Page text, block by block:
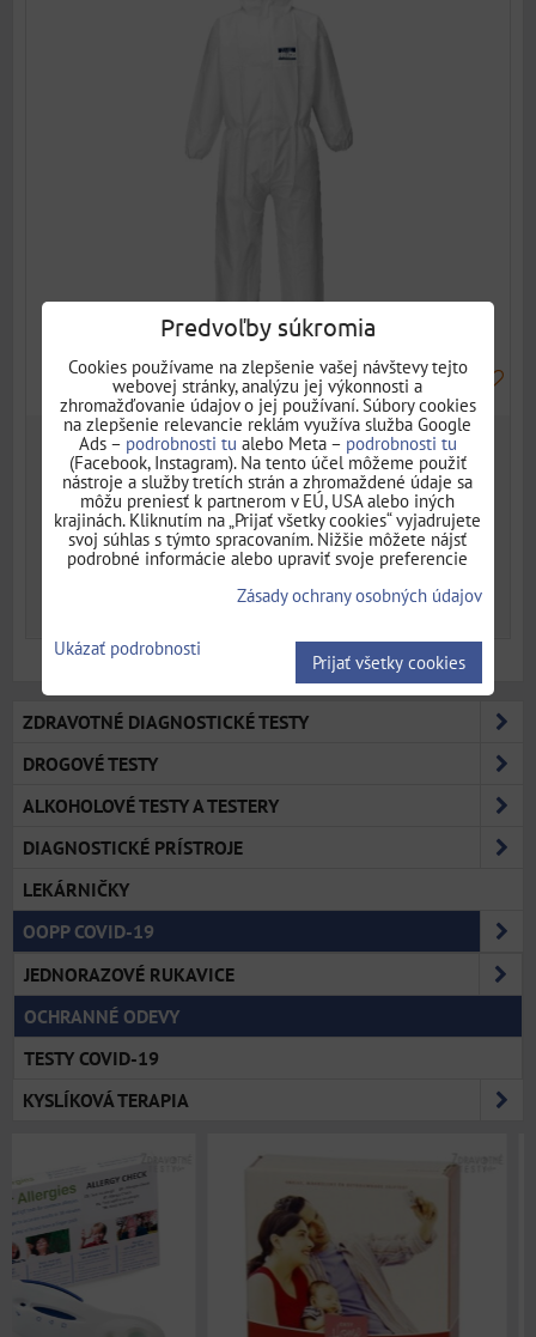
2,97 €s DPH
2,42 €
Dostupnosť:Skladom
DO KOŠÍKA
ZDRAVOTNÉ DIAGNOSTICKÉ TESTY
DROGOVÉ TESTY
ALKOHOLOVÉ TESTY A TESTERY
DIAGNOSTICKÉ PRÍSTROJE
LEKÁRNIČKY
OOPP COVID-19
JEDNORAZOVÉ RUKAVICE
OCHRANNÉ ODEVY
TESTY COVID-19
KYSLÍKOVÁ TERAPIA
Predvoľby súkromia
Cookies používame na zlepšenie vašej návštevy tejto
webovej stránky, analýzu jej výkonnosti a
zhromažďovanie údajov o jej používaní. Súbory cookies
na zlepšenie relevancie reklám využíva služba Google
Ads – podrobnosti tu alebo Meta – podrobnosti tu
(Facebook, Instagram). Na tento účel môžeme použiť
nástroje a služby tretích strán a zhromaždené údaje sa
môžu preniesť k partnerom v EÚ, USA alebo iných
krajinách. Kliknutím na „Prijať všetky cookies“ vyjadrujete
svoj súhlas s týmto spracovaním. Nižšie môžete nájsť
podrobné informácie alebo upraviť svoje preferencie
Zásady ochrany osobných údajov
Ukázať podrobnosti
Prijať všetky cookies